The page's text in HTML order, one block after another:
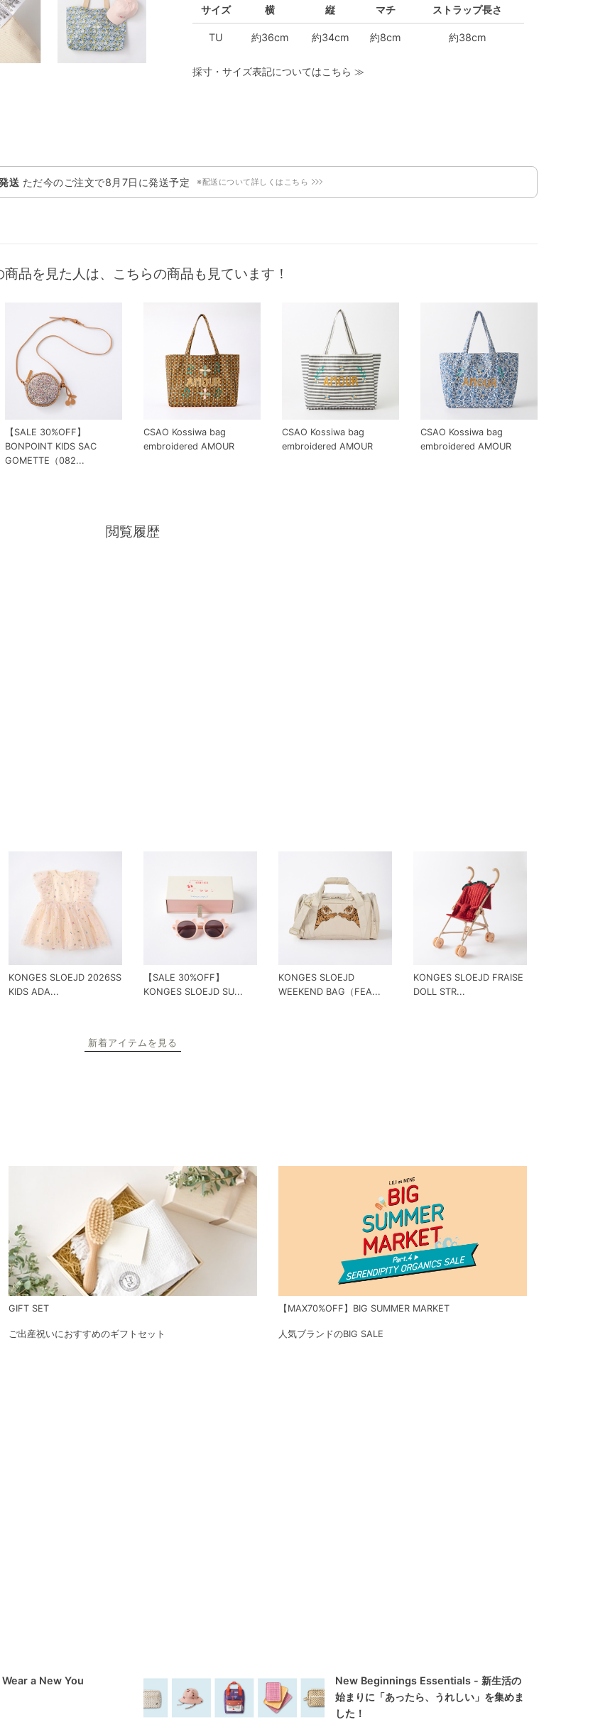
サイズ 横 縦 マチ ストラップ長さ
TU 約36cm 約34cm 約8cm 約38cm
採寸・サイズ表記についてはこちら ≫
送 ただ今のご注文で8月7日 に発送予定 ※配送について詳しくはこちら
商品を見た人は、こちらの商品も見ています！
【SALE 30%OFF】
BONPOINT KIDS SAC
GOMETTE（082...
CSAO Kossiwa bag
embroidered AMOUR
CSAO Kossiwa bag
embroidered AMOUR
CSAO Kossiwa bag
embroidered AMOUR
閲覧履歴
KONGES SLOEJD 2026SS
KIDS ADA...
【SALE 30%OFF】
KONGES SLOEJD SU...
KONGES SLOEJD
WEEKEND BAG（FEA...
KONGES SLOEJD FRAISE
DOLL STR...
新着アイテムを見る
GIFT SET
ご出産祝いにおすすめのギフトセット
【MAX70%OFF】BIG SUMMER MARKET
人気ブランドのBIG SALE
a New You
New Beginnings Essentials - 新生活の
始まりに「あったら、うれしい」を集めま
した！